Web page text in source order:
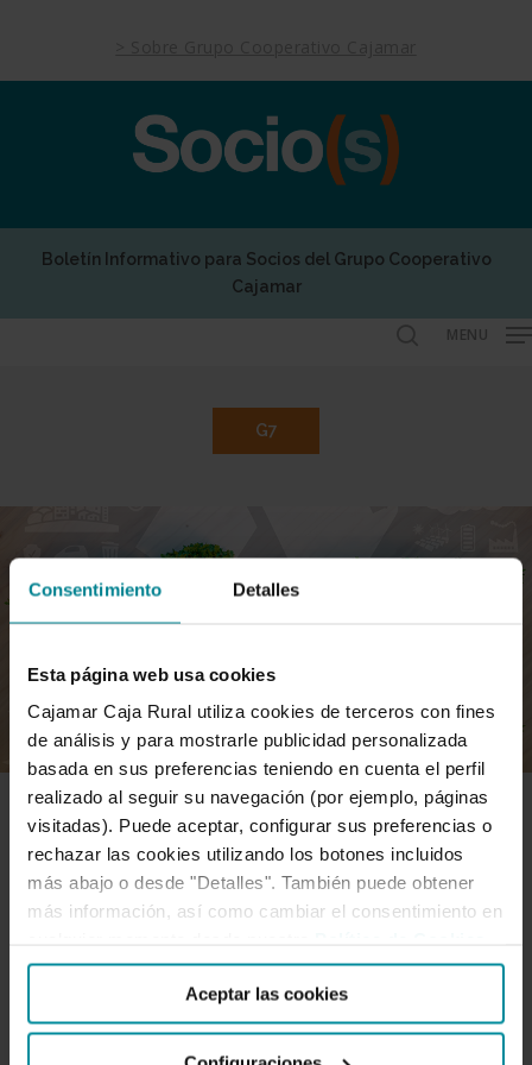
Consentimiento Detalles
Esta página web usa cookies
Cajamar Caja Rural utiliza cookies de terceros con fines
de análisis y para mostrarle publicidad personalizada
basada en sus preferencias teniendo en cuenta el perfil
realizado al seguir su navegación (por ejemplo, páginas
visitadas). Puede aceptar, configurar sus preferencias o
rechazar las cookies utilizando los botones incluidos
más abajo o desde "Detalles". También puede obtener
más información, así como cambiar el consentimiento en
Aceptar las cookies
main
Boletín Informativo para Socios del Grupo Cooperativo
Cajamar
MENU
G7
SOSTENIBILIDAD
El Grupo Cooperativo Cajamar
suscribe la carta al G7/G20 sobre el